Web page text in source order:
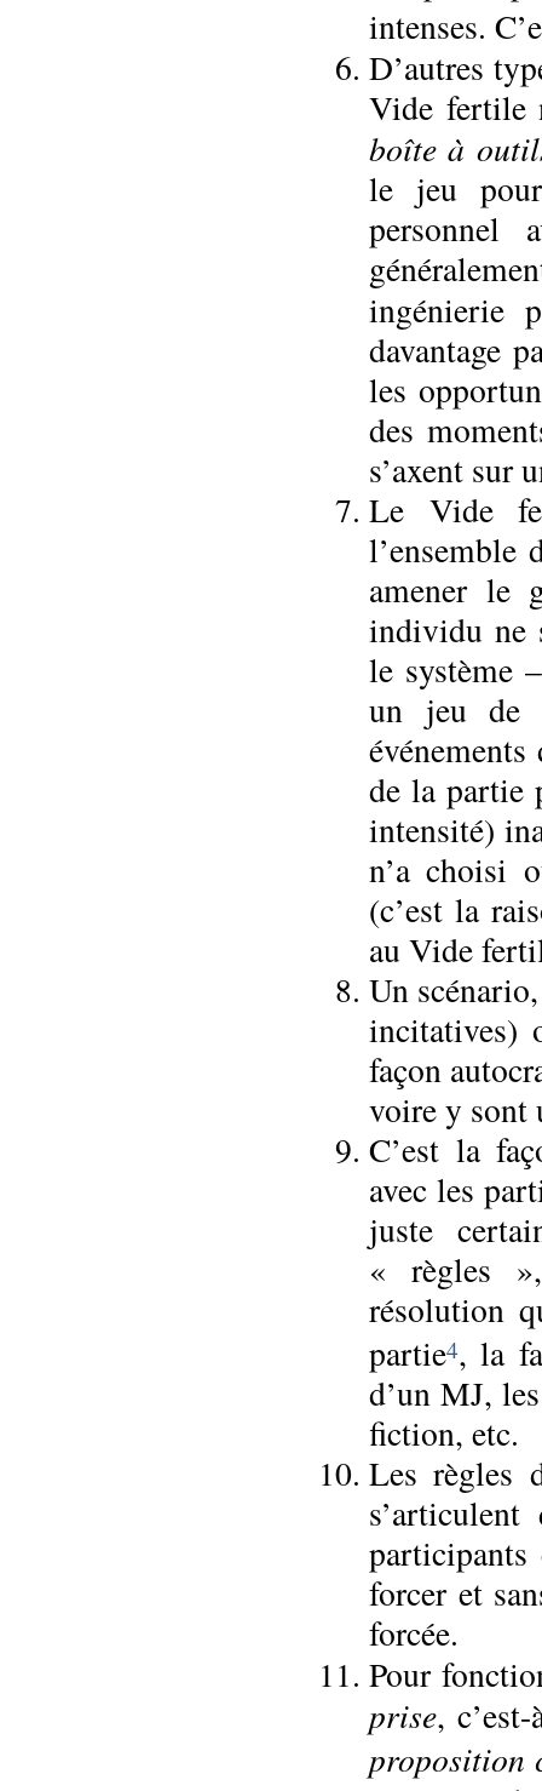
intenses.
D’autres
Vide fertile
boîte à
le jeu
personnel
ingénierie
davantage
les
des
s’axent sur
Le Vide
l’ensemble
amener le
individu ne
le système
un jeu de
de la partie
intensité)
n’a choisi
(c’est la
au Vide
Un
incitatives)
façon
voire y sont
C’est la
avec les
juste
« règles
résolution
partie4, la
d’un MJ,
fiction, etc.
Les règles
participants
forcer et
forcée.
Pour
prise,
proposition